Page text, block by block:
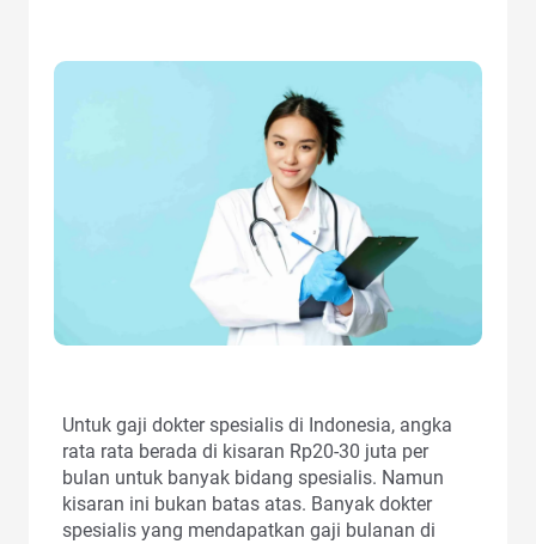
Untuk gaji dokter spesialis di Indonesia, angka
rata rata berada di kisaran Rp20-30 juta per
bulan untuk banyak bidang spesialis. Namun
kisaran ini bukan batas atas. Banyak dokter
spesialis yang mendapatkan gaji bulanan di